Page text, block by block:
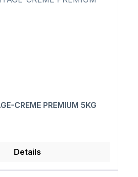
CREME PREMIUM 5KG
Details